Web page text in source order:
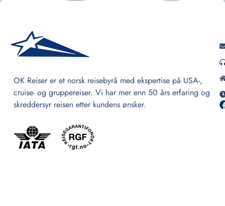
OK Reiser er et norsk reisebyrå med ekspertise på USA-,
cruise- og gruppereiser. Vi har mer enn 50 års erfaring og
skreddersyr reisen etter kundens ønsker.